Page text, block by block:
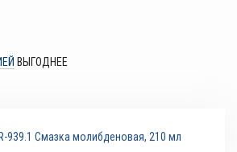
ВЫГОДНЕЕ
939.1 Смазка молибденовая, 210 мл